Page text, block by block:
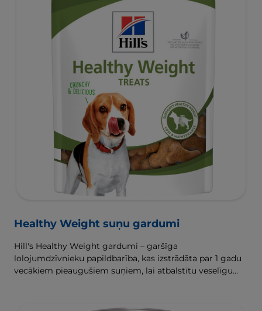
Healthy Weight suņu gardumi
Hill's Healthy Weight gardumi – garšīga
lolojumdzīvnieku papildbarība, kas izstrādāta par 1 gadu
vecākiem pieaugušiem suņiem, lai atbalstītu veselīgu